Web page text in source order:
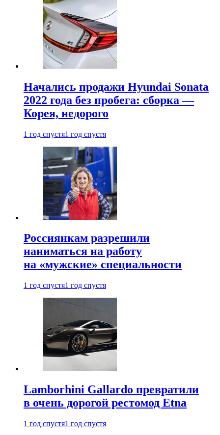
Начались продажи Hyundai Sonata
2022 года без пробега: сборка —
Корея, недорого
1 год спустя1 год спустя
Россиянкам разрешили
наниматься на работу
на «мужские» специальности
1 год спустя1 год спустя
Lamborhini Gallardo превратили
в очень дорогой рестомод Etna
1 год спустя1 год спустя